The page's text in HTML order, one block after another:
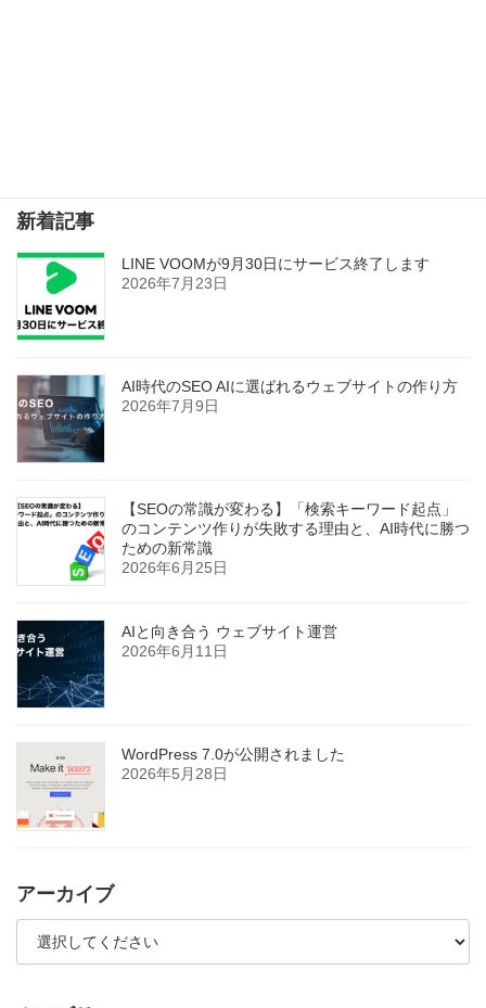
新着記事
LINE VOOMが9月30日にサービス終了します
2026年7月23日
AI時代のSEO AIに選ばれるウェブサイトの作り方
2026年7月9日
【SEOの常識が変わる】「検索キーワード起点」
のコンテンツ作りが失敗する理由と、AI時代に勝つ
ための新常識
2026年6月25日
AIと向き合う ウェブサイト運営
2026年6月11日
WordPress 7.0が公開されました
2026年5月28日
アーカイブ